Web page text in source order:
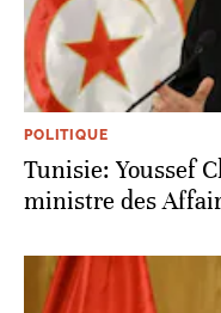
POLITIQUE
Tunisie: Youssef
ministre des